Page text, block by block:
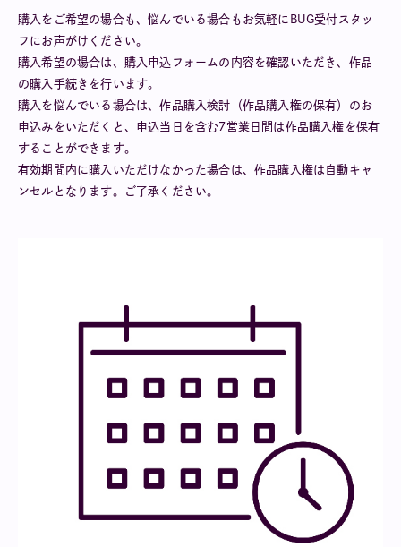
購入をご希望の場合も、悩んでいる場合もお気軽にBUG受付スタッ
フにお声がけください。
購入希望の場合は、購入申込フォームの内容を確認いただき、作品
の購入手続きを行います。
購入を悩んでいる場合は、作品購入検討（作品購入権の保有）のお
申込みをいただくと、申込当日を含む7営業日間は作品購入権を保有
することができます。
有効期間内に購入いただけなかった場合は、作品購入権は自動キャ
ンセルとなります。ご了承ください。